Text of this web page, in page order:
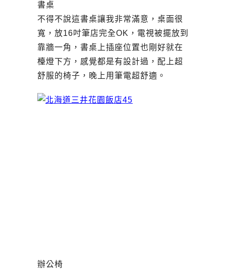
書桌
不得不說這書桌讓我非常滿意，桌面很
寬，放16吋筆店完全OK，電視被擺放到
靠牆一角，書桌上插座位置也剛好就在
檯燈下方，感覺都是有設計過，配上超
舒服的椅子，晚上用筆電超舒適。
辦公椅